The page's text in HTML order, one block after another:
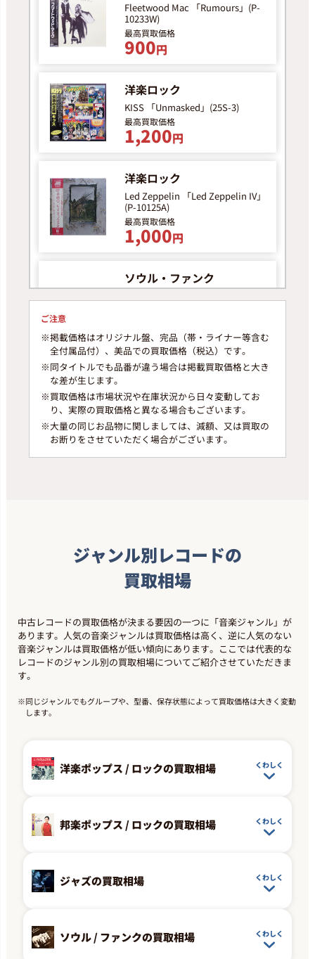
Fleetwood Mac 「Rumours」(P-
10233W)
最高買取価格
900円
洋楽ロック
KISS 「Unmasked」(25S-3)
最高買取価格
1,200円
洋楽ロック
Led Zeppelin 「Led Zeppelin IV」
(P-10125A)
最高買取価格
1,000円
ソウル・ファンク
1,000円
Pink Floyd 「炎 あなたがここにい
てほしい」(SOPO100)
最高買取価格
4,000円
ソウル・ファンク
Sade 「Promise」(28・3P-682)
1,300円
洋楽ロック
1,100円
Stevie Wonder 「Songs In The
Key Of Life」(VIP-1~3)
最高買取価格
洋楽ロック
ご注意
※掲載価格はオリジナル盤、完品（帯・ライナー等含む
全付属品付）、美品での買取価格（税込）です。
※同タイトルでも品番が違う場合は掲載買取価格と大き
な差が生じます。
※買取価格は市場状況や在庫状況から日々変動してお
り、実際の買取価格と異なる場合もございます。
※大量の同じお品物に関しましては、減額、又は買取の
お断りをさせていただく場合がございます。
ジャンル別レコードの
買取相場
中古レコードの買取価格が決まる要因の一つに「音楽ジャンル」が
あります。人気の音楽ジャンルは買取価格は高く、逆に人気のない
音楽ジャンルは買取価格が低い傾向にあります。ここでは代表的な
レコードのジャンル別の買取相場についてご紹介させていただきま
す。
※同じジャンルでもグループや、型番、保存状態によって買取価格は大きく変動
します。
洋楽ポップス / ロックの買取相場 くわしく
邦楽ポップス / ロックの買取相場 くわしく
ジャズの買取相場 くわしく
ソウル / ファンクの買取相場 くわしく